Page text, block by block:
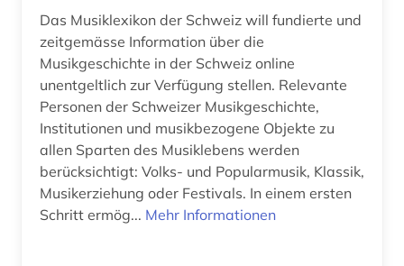
Das Musiklexikon der Schweiz will fundierte und
zeitgemässe Information über die
Musikgeschichte in der Schweiz online
unentgeltlich zur Verfügung stellen. Relevante
Personen der Schweizer Musikgeschichte,
Institutionen und musikbezogene Objekte zu
allen Sparten des Musiklebens werden
berücksichtigt: Volks- und Popularmusik, Klassik,
Musikerziehung oder Festivals. In einem ersten
Schritt ermög... Mehr Informationen